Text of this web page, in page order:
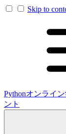
Skip to
Pythonオンライ
ント